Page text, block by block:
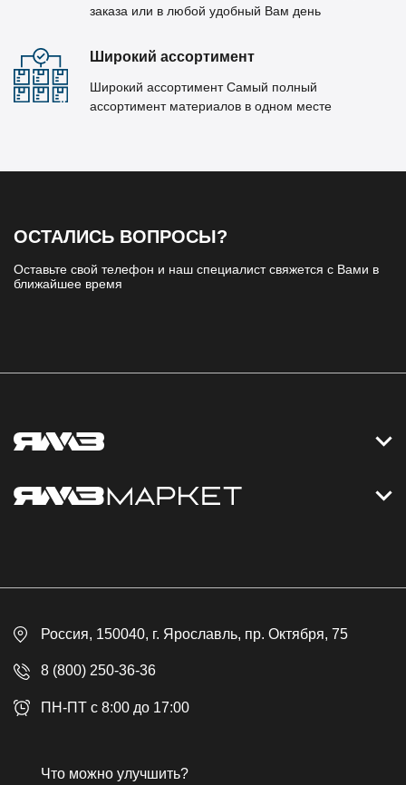
заказа или в любой удобный Вам день
Широкий ассортимент
Широкий ассортимент Самый полный
ассортимент материалов в одном месте
ОСТАЛИСЬ ВОПРОСЫ?
Оставьте свой телефон и наш специалист свяжется с Вами в
ближайшее время
Контакты
Доставка
Контакты
Гарантия
Публичная оферта
Россия, 150040, г. Ярославль, пр. Октября, 75
8 (800) 250-36-36
ПН-ПТ с 8:00 до 17:00
Что можно улучшить?